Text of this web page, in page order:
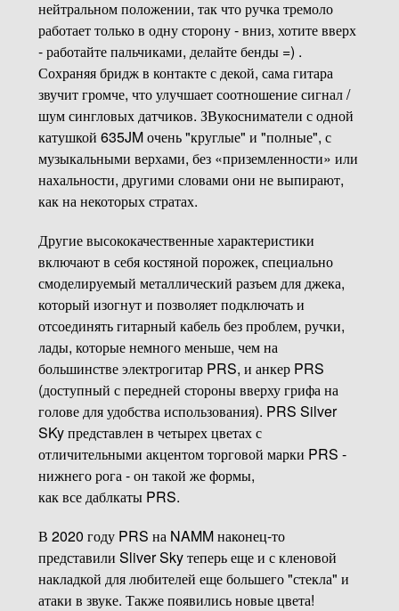
нейтральном положении, так что ручка тремоло
работает только в одну сторону - вниз, хотите вверх
- работайте пальчиками, делайте бенды =) .
Сохраняя бридж в контакте с декой, сама гитара
звучит громче, что улучшает соотношение сигнал /
шум сингловых датчиков. ЗВукосниматели с одной
катушкой 635JM очень "круглые" и "полные", с
музыкальными верхами, без «приземленности» или
нахальности, другими словами они не выпирают,
как на некоторых стратах.
Другие высококачественные характеристики
включают в себя костяной порожек, специально
смоделируемый металлический разъем для джека,
который изогнут и позволяет подключать и
отсоединять гитарный кабель без проблем, ручки,
лады, которые немного меньше, чем на
большинстве электрогитар PRS, и анкер PRS
(доступный с передней стороны вверху грифа на
голове для удобства использования). PRS Silver
SKy представлен в четырех цветах с
отличительными акцентом торговой марки PRS -
нижнего рога - он такой же формы,
как все даблкаты PRS.
В 2020 году PRS на NAMM наконец-то
представили Sliver Sky теперь еще и с кленовой
накладкой для любителей еще большего "стекла" и
атаки в звуке. Также появились новые цвета!